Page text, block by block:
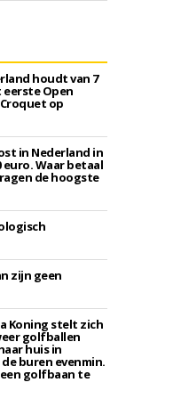
houdt van 7
Open
op
in Nederland in
euro. Waar betaal
de hoogste
zijn geen
Koning stelt zich
golfballen
huis in
buren evenmin.
golfbaan te